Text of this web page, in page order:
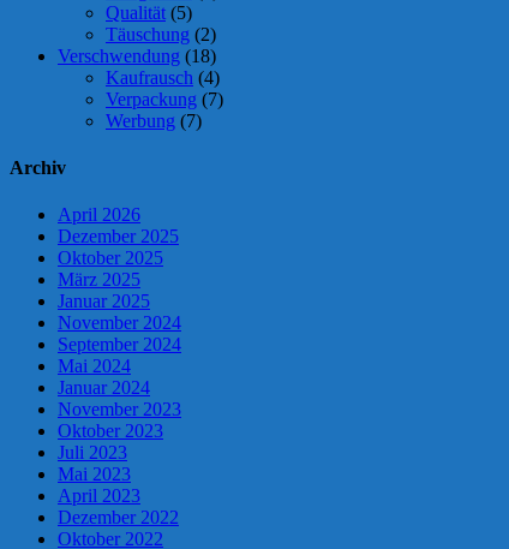
Qualität (5)
Täuschung (2)
Verschwendung (18)
Kaufrausch (4)
Verpackung (7)
Werbung (7)
Archiv
April 2026
Dezember 2025
Oktober 2025
März 2025
Januar 2025
November 2024
September 2024
Mai 2024
Januar 2024
November 2023
Oktober 2023
Juli 2023
Mai 2023
April 2023
Dezember 2022
Oktober 2022